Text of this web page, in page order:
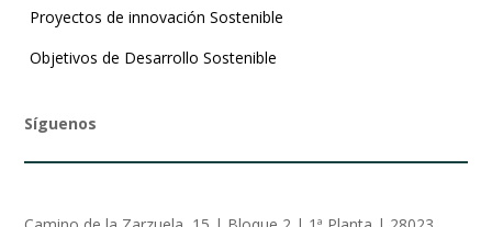
Proyectos de innovación Sostenible
Objetivos de Desarrollo Sostenible
Síguenos